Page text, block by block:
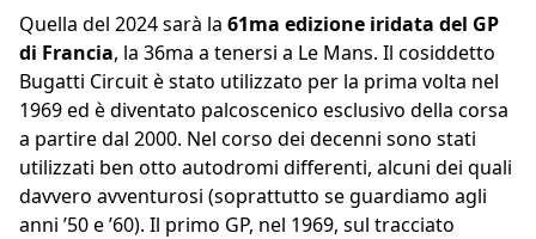
Quella del 2024 sarà la 61ma edizione iridata del GP
di Francia, la 36ma a tenersi a Le Mans. Il cosiddetto
Bugatti Circuit è stato utilizzato per la prima volta nel
1969 ed è diventato palcoscenico esclusivo della corsa
a partire dal 2000. Nel corso dei decenni sono stati
utilizzati ben otto autodromi differenti, alcuni dei quali
davvero avventurosi (soprattutto se guardiamo agli
anni ’50 e ’60). Il primo GP, nel 1969, sul tracciato